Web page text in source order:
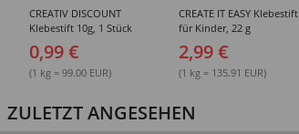
CREATIV DISCOUNT
Klebestift 10g, 1 Stück
0,99 €
(1 kg = 99.00 EUR)
CREATE IT EASY Klebestift
für Kinder, 22 g
2,99 €
(1 kg = 135.91 EUR)
ZULETZT ANGESEHEN